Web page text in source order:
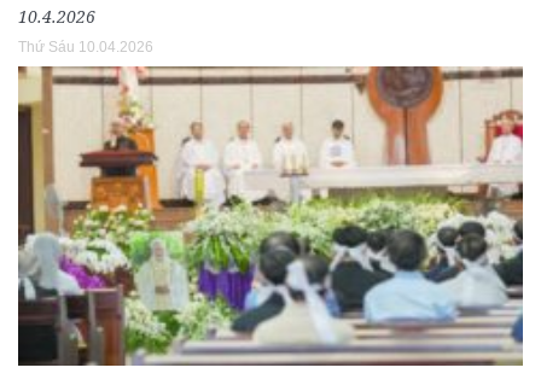
10.4.2026
Thứ Sáu 10.04.2026